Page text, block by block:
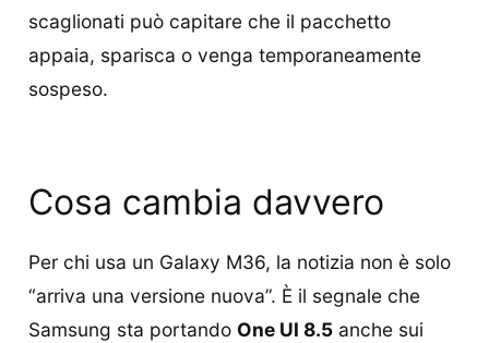
scaglionati può capitare che il pacchetto
appaia, sparisca o venga temporaneamente
sospeso.
Cosa cambia davvero
Per chi usa un Galaxy M36, la notizia non è solo
“arriva una versione nuova”. È il segnale che
Samsung sta portando One UI 8.5 anche sui